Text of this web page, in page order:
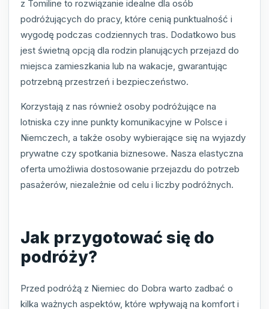
z Tomiline to rozwiązanie idealne dla osób
podróżujących do pracy, które cenią punktualność i
wygodę podczas codziennych tras. Dodatkowo bus
jest świetną opcją dla rodzin planujących przejazd do
miejsca zamieszkania lub na wakacje, gwarantując
potrzebną przestrzeń i bezpieczeństwo.
Korzystają z nas również osoby podróżujące na
lotniska czy inne punkty komunikacyjne w Polsce i
Niemczech, a także osoby wybierające się na wyjazdy
prywatne czy spotkania biznesowe. Nasza elastyczna
oferta umożliwia dostosowanie przejazdu do potrzeb
pasażerów, niezależnie od celu i liczby podróżnych.
Jak przygotować się do
podróży?
Przed podróżą z Niemiec do Dobra warto zadbać o
kilka ważnych aspektów, które wpływają na komfort i